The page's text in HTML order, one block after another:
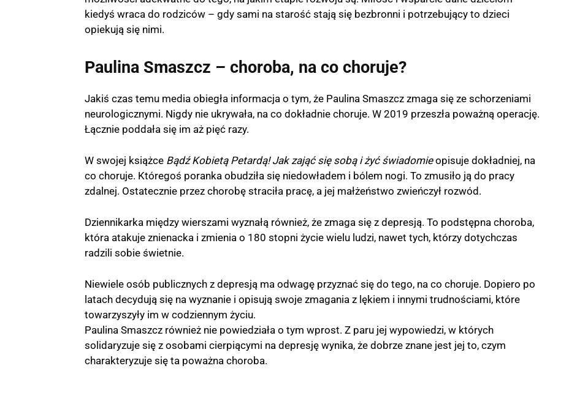
kiedyś wraca do rodziców – gdy sami na starość stają się bezbronni i potrzebujący to dzieci
opiekują się nimi.
Paulina Smaszcz – choroba, na co choruje?
Jakiś czas temu media obiegła informacja o tym, że Paulina Smaszcz zmaga się ze schorzeniami
neurologicznymi. Nigdy nie ukrywała, na co dokładnie choruje. W 2019 przeszła poważną operację.
Łącznie poddała się im aż pięć razy.
W swojej książce Bądź Kobietą Petardą! Jak zająć się sobą i żyć świadomieopisuje dokładniej, na
co choruje. Któregoś poranka obudziła się niedowładem i bólem nogi. To zmusiło ją do pracy
zdalnej. Ostatecznie przez chorobę straciła pracę, a jej małżeństwo zwieńczył rozwód.
Dziennikarka między wierszami wyznałą również, że zmaga się z depresją. To podstępna choroba,
która atakuje znienacka i zmienia o 180 stopni życie wielu ludzi, nawet tych, którzy dotychczas
radzili sobie świetnie.
Niewiele osób publicznych z depresją ma odwagę przyznać się do tego, na co choruje. Dopiero po
latach decydują się na wyznanie i opisują swoje zmagania z lękiem i innymi trudnościami, które
towarzyszyły im w codziennym życiu.
Paulina Smaszcz również nie powiedziała o tym wprost. Z paru jej wypowiedzi, w których
solidaryzuje się z osobami cierpiącymi na depresję wynika, że dobrze znane jest jej to, czym
charakteryzuje się ta poważna choroba.